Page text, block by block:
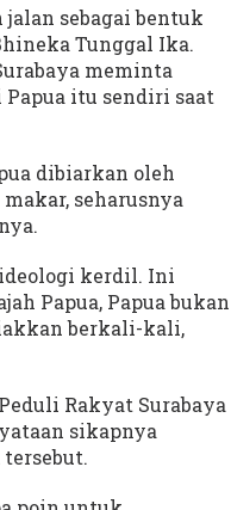
sebagai bentuk
Tunggal Ika.
meminta
itu sendiri saat
dibiarkan oleh
seharusnya
kerdil. Ini
Papua, Papua bukan
berkali-kali,
Rakyat Surabaya
sikapnya